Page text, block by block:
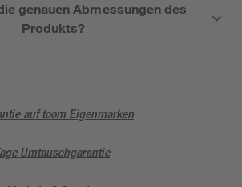
genauen Abmessungen des
Produkts?
auf toom Eigenmarken
Umtauschgarantie